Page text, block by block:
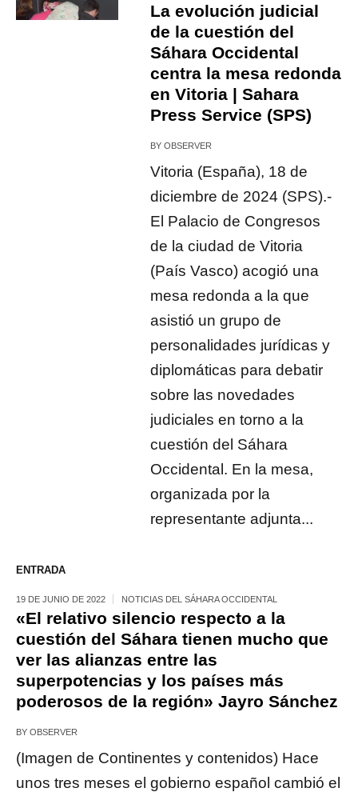
La evolución judicial
de la cuestión del
Sáhara Occidental
centra la mesa redonda
en Vitoria | Sahara
Press Service (SPS)
BYOBSERVER
Vitoria (España), 18 de
diciembre de 2024 (SPS).-
El Palacio de Congresos
de la ciudad de Vitoria
(País Vasco) acogió una
mesa redonda a la que
asistió un grupo de
personalidades jurídicas y
diplomáticas para debatir
sobre las novedades
judiciales en torno a la
cuestión del Sáhara
Occidental. En la mesa,
organizada por la
representante adjunta...
ENTRADA
19 DE JUNIO DE 2022 NOTICIAS DEL SÁHARA OCCIDENTAL
«El relativo silencio respecto a la
cuestión del Sáhara tienen mucho que
ver las alianzas entre las
superpotencias y los países más
poderosos de la región» Jayro Sánchez
BY OBSERVER
(Imagen de Continentes y contenidos) Hace
unos tres meses el gobierno español cambió el